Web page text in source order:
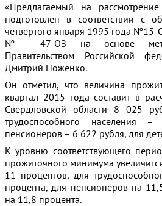
«Предлагаемый на
подготовлен в соответствии с
четвертого января 1995 года
№ 47-ОЗ на основе
Правительством Российской
Дмитрий Ноженко.
Он отметил, что величина
квартал 2015 года составит в
Свердловской области 8 025
трудоспособного
пенсионеров – 6 622 рубля, для
К уровню соответствующего
прожиточного минимума
11 процентов, для
процента, для пенсионеров на
на 11,8 процента.